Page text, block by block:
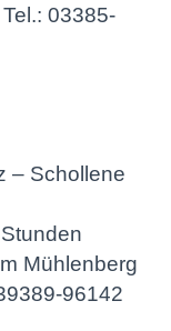
03385-
– Schollene
Mühlenberg
96142